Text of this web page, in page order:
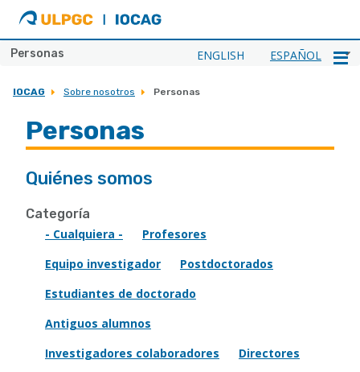
ULPGC
Ir
al
IOCAG
ENGLISH ESPAÑOL
Personas
IOCAG Sobre nosotros Personas
Personas
Quiénes somos
Categoría
- Cualquiera -
Profesores
Equipo investigador
Postdoctorados
Estudiantes de doctorado
Antiguos alumnos
Investigadores colaboradores
Directores